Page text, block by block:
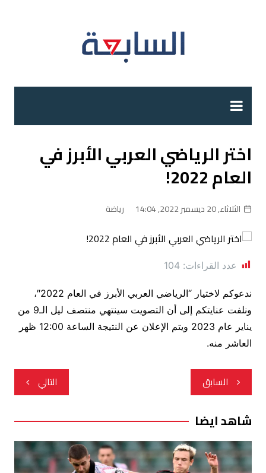
اختر الرياضي العربي الأبرز في
العام 2022!
الثلاثاء, 20 ديسمبر 2022, 14:04 رياضة
عدد القراءات: 104
ندعوكم لاختيار “الرياضي العربي الأبرز في العام 2022″،
ونلفت عنايتكم إلى أن التصويت سينتهي منتصف ليل الـ9 من
يناير عام 2023 ويتم الإعلان عن النتيجة الساعة 12:00 ظهر
العاشر منه.
تصفّح
المقالات
السابق التالي
شاهد ايضا